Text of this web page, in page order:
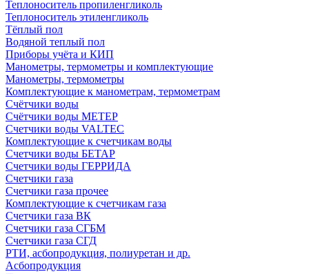
Теплоноситель пропиленгликоль
Теплоноситель этиленгликоль
Тёплый пол
Водяной теплый пол
Приборы учёта и КИП
Манометры, термометры и комплектующие
Манометры, термометры
Комплектующие к манометрам, термометрам
Счётчики воды
Счётчики воды МЕТЕР
Счетчики воды VALTEC
Комплектующие к счетчикам воды
Счетчики воды БЕТАР
Счетчики воды ГЕРРИДА
Счетчики газа
Счетчики газа прочее
Комплектующие к счетчикам газа
Счетчики газа ВК
Счетчики газа СГБМ
Счетчики газа СГД
РТИ, асбопродукция, полиуретан и др.
Асбопродукция